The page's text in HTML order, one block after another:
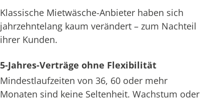
Klassische Mietwäsche-Anbieter haben sich
jahrzehntelang kaum verändert – zum Nachteil
ihrer Kunden.
5-Jahres-Verträge ohne Flexibilität
Mindestlaufzeiten von 36, 60 oder mehr
Monaten sind keine Seltenheit. Wachstum oder